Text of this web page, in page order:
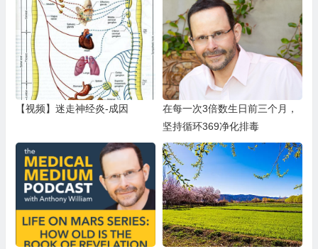
【视频】迷走神经炎-成因
在每一次3倍数生日前三个月，
坚持循环369净化排毒